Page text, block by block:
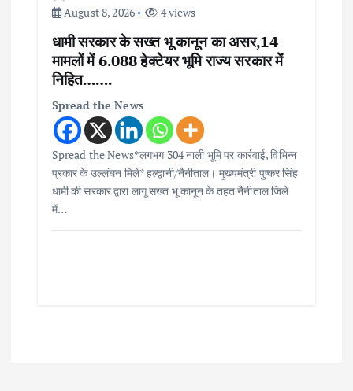
August 8, 2026
4 views
धामी सरकार के सख्त भू कानून का असर,14
मामलों में 6.088 हेक्टेयर भूमि राज्य सरकार में
निहित…….
Spread the News
Spread the News*लगभग 304 नाली भूमि पर कार्रवाई, विभिन्न
प्रकार के उल्लंघन मिले* हल्द्वानी/नैनीताल। मुख्यमंत्री पुष्कर सिंह
धामी की सरकार द्वारा लागू सख्त भू कानून के तहत नैनीताल जिले
में…